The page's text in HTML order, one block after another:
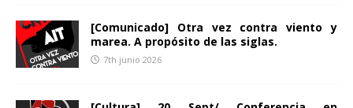
[Comunicado] Otra vez contra viento y
marea. A propósito de las siglas.
7th junio 2026